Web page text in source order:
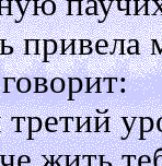
привела
третий